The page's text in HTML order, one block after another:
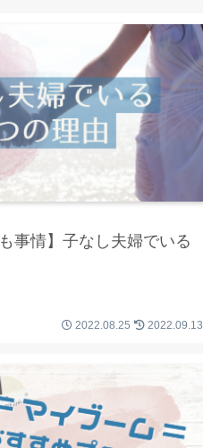
事情】子なし夫婦でいる
2022.08.25 2022.09.13